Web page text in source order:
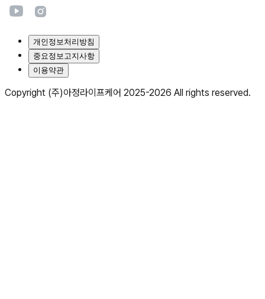
개인정보처리방침
중요정보고지사항
이용약관
Copyright (주)아정라이프케어 2025-2026 All rights reserved.